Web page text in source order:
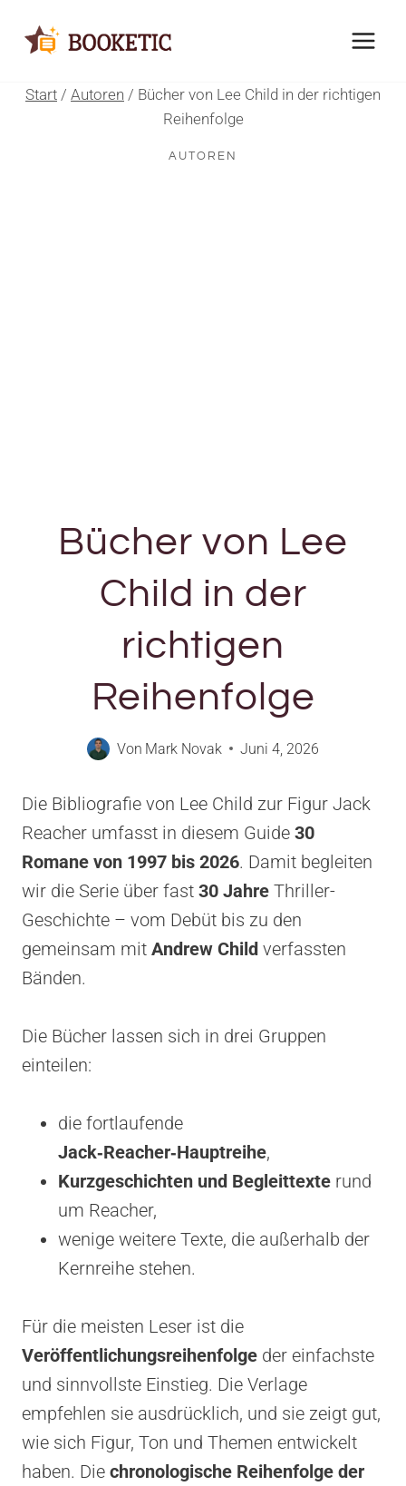
Inhalt
Start / Autoren / Bücher von Lee Child in der richtigen
Reihenfolge
AUTOREN
Bücher von Lee
Child in der
richtigen
Reihenfolge
Von Mark Novak Juni 4, 2026
Die Bibliografie von Lee Child zur Figur Jack
Reacher umfasst in diesem Guide 30
Romane von 1997 bis 2026. Damit begleiten
wir die Serie über fast 30 Jahre Thriller-
Geschichte – vom Debüt bis zu den
gemeinsam mit Andrew Child verfassten
Bänden.
Die Bücher lassen sich in drei Gruppen
einteilen:
die fortlaufende
Jack‑Reacher‑Hauptreihe,
Kurzgeschichten und Begleittexte rund
um Reacher,
wenige weitere Texte, die außerhalb der
Kernreihe stehen.
Für die meisten Leser ist die
Veröffentlichungsreihenfolge der einfachste
und sinnvollste Einstieg. Die Verlage
empfehlen sie ausdrücklich, und sie zeigt gut,
wie sich Figur, Ton und Themen entwickelt
haben. Die chronologische Reihenfolge der